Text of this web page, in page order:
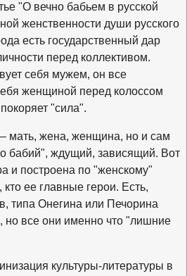
"О вечно бабьем в русской
женственности души русского
есть государственный дар
перед коллективом.
себя мужем, он все
женщиной перед колоссом
"сила".
мать, жена, женщина, но и сам
бабий", ждущий, зависящий. Вот
и построена по "женскому"
ее главные герои. Есть,
типа Онегина или Печорина
но все они именно что "лишние
культуры-литературы в